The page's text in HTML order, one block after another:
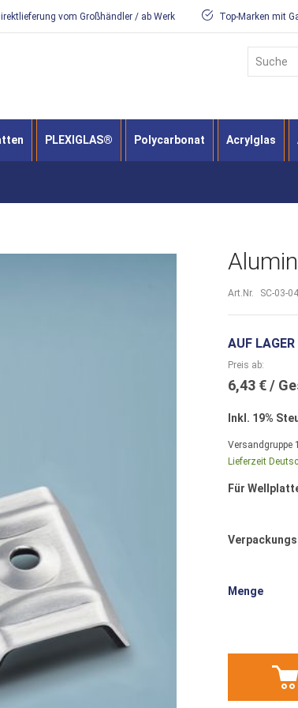
vom Großhändler / ab Werk Top-Marken mit
Suche
PLEXIGLAS® Polycarbonat Acrylglas
Art.Nr. SC-03-
AUF LAGER
Preis ab
6,43 €
Inkl. 19%
Versandgruppe 1
Lieferzeit
Für
Menge